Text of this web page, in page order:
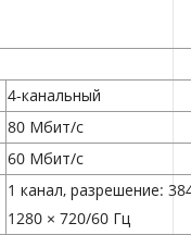
4-канальный
80 Мбит/с
60 Мбит/с
1 канал, разрешение:
1280 × 720/60 Гц